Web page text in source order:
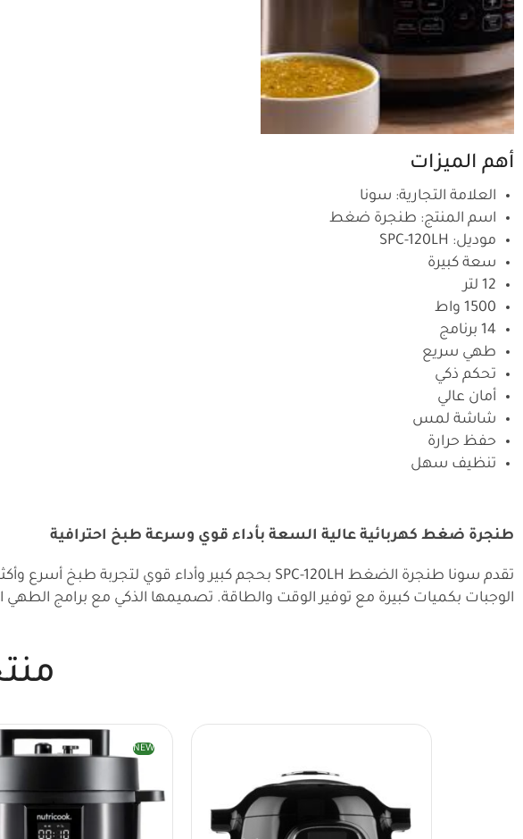
أهم الميزات
العلامة التجارية: سونا
اسم المنتج: طنجرة ضغط
موديل: SPC-120LH
سعة كبيرة
12 لتر
1500 واط
14 برنامج
طهي سريع
تحكم ذكي
أمان عالي
شاشة لمس
حفظ حرارة
تنظيف سهل
طنجرة ضغط كهربائية عالية السعة بأداء قوي وسرعة طبخ احترافية
الوجبات بكميات كبيرة مع توفير الوقت والطاقة. تصميمها الذكي مع برامج
NEW